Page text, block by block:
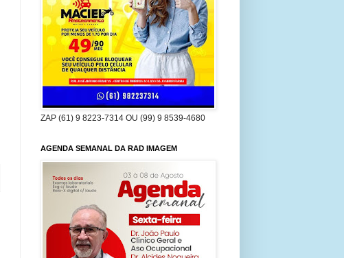
ZAP (61) 9 8223-7314 OU (99) 9 8539-4680
AGENDA SEMANAL DA RAD IMAGEM